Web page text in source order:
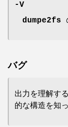
-V
dumpe2fs
バグ
出力を理解す
的な構造を知